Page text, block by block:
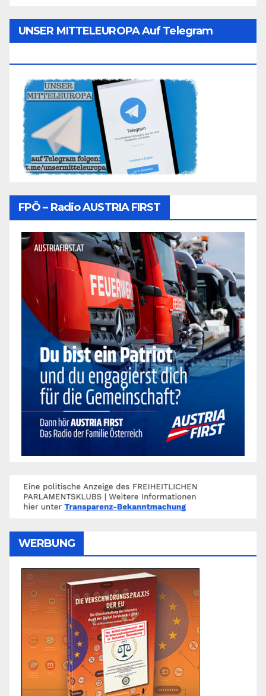
UNSER MITTELEUROPA Auf Telegram
FPÖ – Radio AUSTRIA FIRST
WERBUNG